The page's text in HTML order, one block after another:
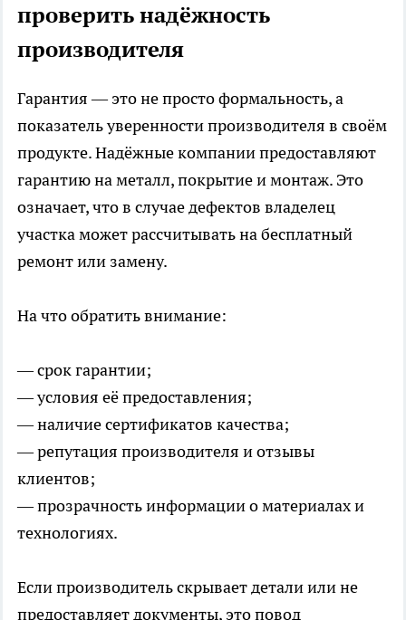
проверить надёжность
производителя
Гарантия — это не просто формальность, а
показатель уверенности производителя в своём
продукте. Надёжные компании предоставляют
гарантию на металл, покрытие и монтаж. Это
означает, что в случае дефектов владелец
участка может рассчитывать на бесплатный
ремонт или замену.
На что обратить внимание:
— срок гарантии;
— условия её предоставления;
— наличие сертификатов качества;
— репутация производителя и отзывы
клиентов;
— прозрачность информации о материалах и
технологиях.
Если производитель скрывает детали или не
предоставляет документы, это повод